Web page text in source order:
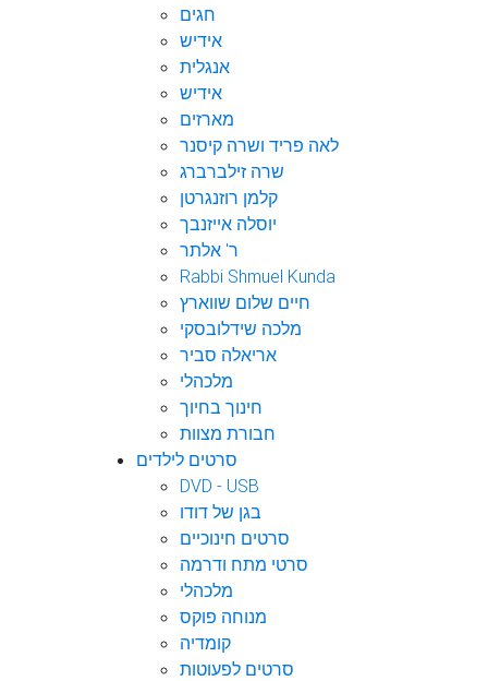
חגים
אידיש
אנגלית
אידיש
מארזים
לאה פריד ושרה קיסנר
שרה זילברברג
קלמן רוזנגרטן
יוסלה אייזנבך
ר' אלתר
Rabbi Shmuel Kunda
חיים שלום שווארץ
מלכה שידלובסקי
אריאלה סביר
מלכהלי
חינוך בחיוך
חבורת מצוות
סרטים לילדים
DVD - USB
בגן של דודו
סרטים חינוכיים
סרטי מתח ודרמה
מלכהלי
מנוחה פוקס
קומדיה
סרטים לפעוטות